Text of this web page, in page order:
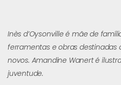
Inès d’Oysonville é mãe de
ferramentas e obras destinadas
novos. Amandine Wanert é
juventude.